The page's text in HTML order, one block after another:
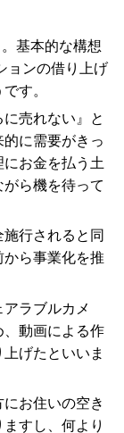
基本的な構想
ョンの借り上げ
す。
に売れない』と
に需要がきっ
お金を払う土
ら機を待って
行されると同
ら事業化を推
ラブルカメ
、動画による作
げたといいま
にお住いの空き
すし、何より